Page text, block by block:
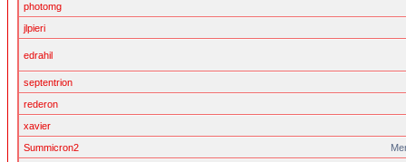
photomg
jlpieri
edrahil
septentrion
rederon
xavier
Summicron2